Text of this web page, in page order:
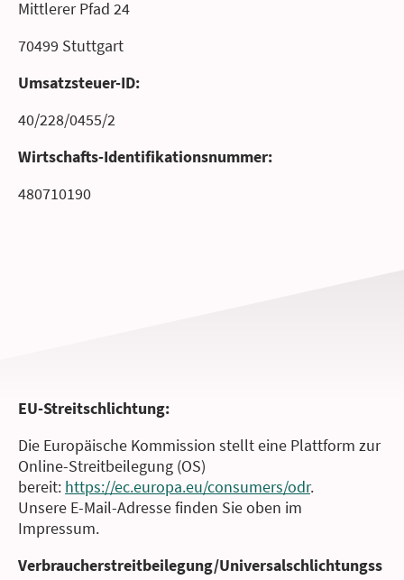
Mittlerer Pfad 24
70499 Stuttgart
Umsatzsteuer-ID:
40/228/0455/2
Wirtschafts-Identifikationsnummer:
480710190
EU-Streitschlichtung:
Die Europäische Kommission stellt eine Plattform zur
Online-Streitbeilegung (OS)
bereit: https://ec.europa.eu/consumers/odr.
Unsere E-Mail-Adresse finden Sie oben im
Impressum.
Verbraucher­streit­beilegung/Universal­schlichtungs­s